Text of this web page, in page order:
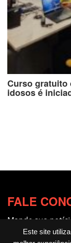
Este site
Curso gratuito
idosos é
FALE
Mande sua